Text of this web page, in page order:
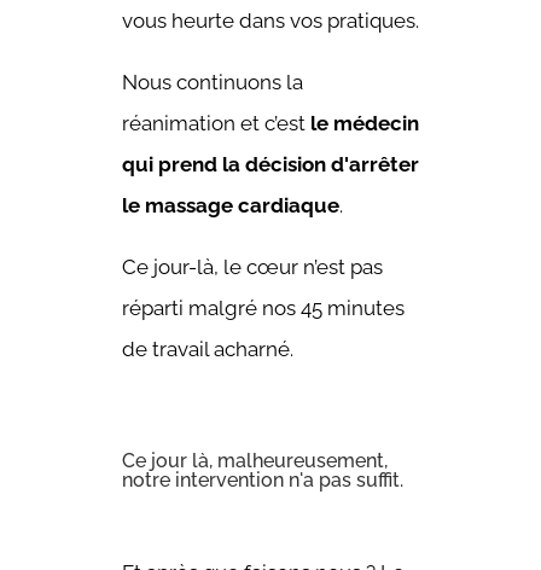
vous heurte dans vos pratiques.
Nous continuons la
réanimation et c’est le médecin
qui prend la décision d'arrêter
le massage cardiaque.
Ce jour-là, le cœur n’est pas
réparti malgré nos 45 minutes
de travail acharné.
Ce jour là, malheureusement,
notre intervention n'a pas suffit.